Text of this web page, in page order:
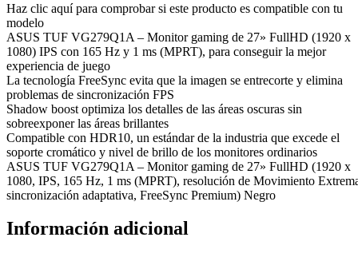
Haz clic aquí para comprobar si este producto es compatible con tu
modelo
ASUS TUF VG279Q1A – Monitor gaming de 27» FullHD (1920 x
1080) IPS con 165 Hz y 1 ms (MPRT), para conseguir la mejor
experiencia de juego
La tecnología FreeSync evita que la imagen se entrecorte y elimina
problemas de sincronización FPS
Shadow boost optimiza los detalles de las áreas oscuras sin
sobreexponer las áreas brillantes
Compatible con HDR10, un estándar de la industria que excede el
soporte cromático y nivel de brillo de los monitores ordinarios
ASUS TUF VG279Q1A – Monitor gaming de 27» FullHD (1920 x
1080, IPS, 165 Hz, 1 ms (MPRT), resolución de Movimiento
sincronización adaptativa, FreeSync Premium) Negro
Información adicional